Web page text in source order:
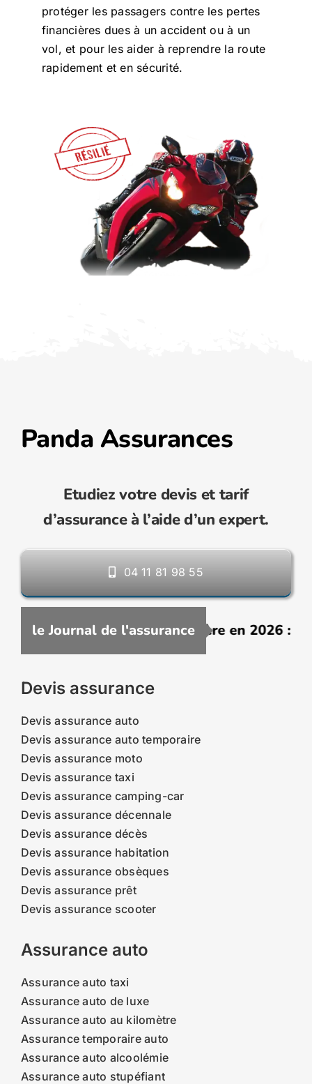
protéger les passagers contre les pertes
financières dues à un accident ou à un
vol, et pour les aider à reprendre la route
rapidement et en sécurité.
Panda Assurances
Etudiez votre devis et tarif
d’assurance à l’aide d’un expert.
04 11 81 98 55
le Journal de l'assurance
VTC moins chère en 2026 :
Devis assurance
Devis assurance auto
Devis assurance auto temporaire
Devis assurance moto
Devis assurance taxi
Devis assurance camping-car
Devis assurance décennale
Devis assurance décès
Devis assurance habitation
Devis assurance obsèques
Devis assurance prêt
Devis assurance scooter
Assurance auto
Assurance auto taxi
Assurance auto de luxe
Assurance auto au kilomètre
Assurance temporaire auto
Assurance auto alcoolémie
Assurance auto stupéfiant